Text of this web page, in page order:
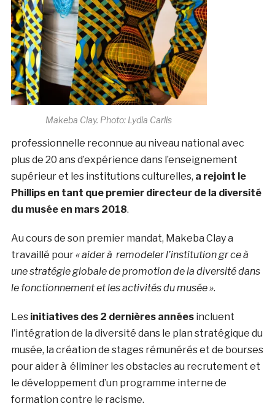
Makeba Clay. Photo: Lydia Carlis
professionnelle reconnue au niveau national avec
plus de 20 ans d’expérience dans l’enseignement
supérieur et les institutions culturelles, a rejoint le
Phillips en tant que premier directeur de la diversité
du musée en mars 2018.
Au cours de son premier mandat, Makeba Clay a
travaillé pour« aider à remodeler l’institution gr ce à
une stratégie globale de promotion de la diversité dans
le fonctionnement et les activités du musée ».
Les initiatives des 2 dernières annéesincluent
l’intégration de la diversité dans le plan stratégique du
musée, la création de stages rémunérés et de bourses
pour aider à éliminer les obstacles au recrutement et
le développement d’un programme interne de
formation contre le racisme.